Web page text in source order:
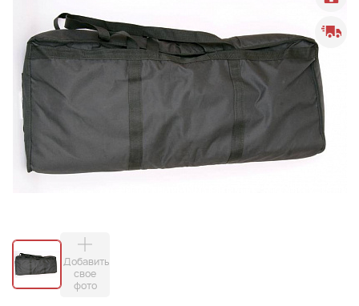
Добавить
свое
фото